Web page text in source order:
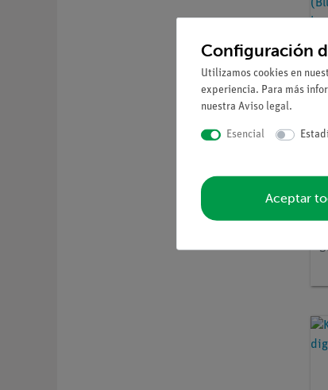
Configuración
Utilizamos cookies en
experiencia. Para más
nuestra Aviso legal.
Esencial
Aceptar